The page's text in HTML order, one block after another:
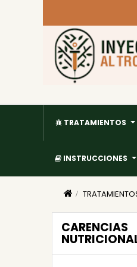
TRATAMIENTOS
INSTRUCCIONES
CARENCIAS